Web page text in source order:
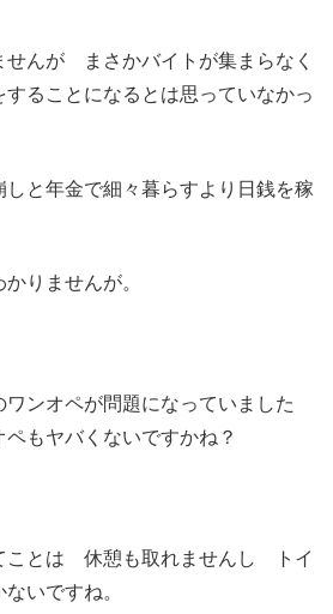
せんが まさかバイトが集まらなく
ることになるとは思っていなかっ
しと年金で細々暮らすより日銭を稼
りませんが。
ンオペが問題になっていました
もヤバくないですかね？
ことは 休憩も取れませんし トイ
いですね。